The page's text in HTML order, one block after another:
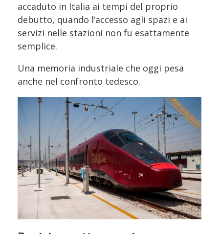
accaduto in Italia ai tempi del proprio
debutto, quando l’accesso agli spazi e ai
servizi nelle stazioni non fu esattamente
semplice.
Una memoria industriale che oggi pesa
anche nel confronto tedesco.